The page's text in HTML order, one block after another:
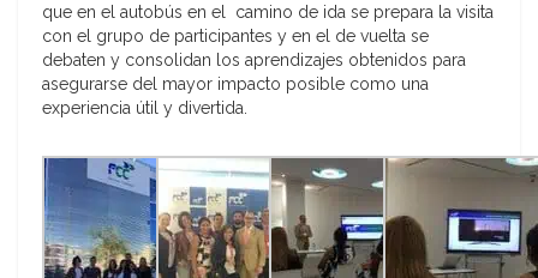
que en el autobús en el camino de ida se prepara la visita
con el grupo de participantes y en el de vuelta se
debaten y consolidan los aprendizajes obtenidos para
asegurarse del mayor impacto posible como una
experiencia útil y divertida.